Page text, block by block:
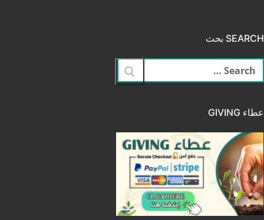
SEARCH بحث
البحث
عن:
عطاء GIVING